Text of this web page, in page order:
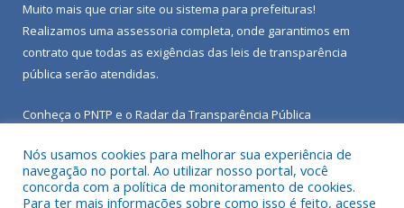
Muito mais que criar site ou sistema para prefeituras!
Realizamos uma assessoria completa, onde garantimos em
contrato que todas as exigências das leis de transparência
pública serão atendidas.
Conheça o PNTP e o Radar da Transparência Pública
Nós usamos cookies para melhorar sua experiência de
navegação no portal. Ao utilizar nosso portal, você
concorda com a política de monitoramento de cookies.
Para ter mais informações sobre como isso é feito, acesse